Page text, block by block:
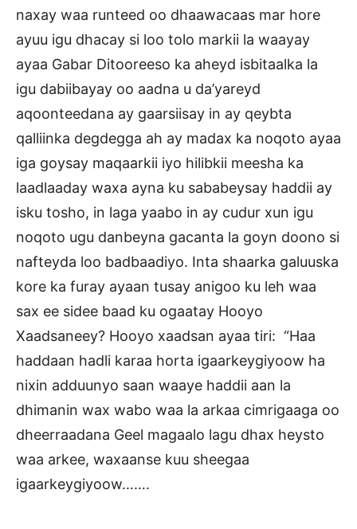
naxay waa runteed oo dhaawacaas mar hore
ayuu igu dhacay si loo tolo markii la waayay
ayaa Gabar Ditooreeso ka aheyd isbitaalka la
igu dabiibayay oo aadna u da’yareyd
aqoonteedana ay gaarsiisay in ay qeybta
qalliinka degdegga ah ay madax ka noqoto ayaa
iga goysay maqaarkii iyo hilibkii meesha ka
laadlaaday waxa ayna ku sababeysay haddii ay
isku tosho, in laga yaabo in ay cudur xun igu
noqoto ugu danbeyna gacanta la goyn doono si
nafteyda loo badbaadiyo. Inta shaarka galuuska
kore ka furay ayaan tusay anigoo ku leh waa
sax ee sidee baad ku ogaatay Hooyo
Xaadsaneey? Hooyo xaadsan ayaa tiri: “Haa
haddaan hadli karaa horta igaarkeygiyoow ha
nixin adduunyo saan waaye haddii aan la
dhimanin wax wabo waa la arkaa cimrigaaga oo
dheerraadana Geel magaalo lagu dhax heysto
waa arkee, waxaanse kuu sheegaa
igaarkeygiyoow…….